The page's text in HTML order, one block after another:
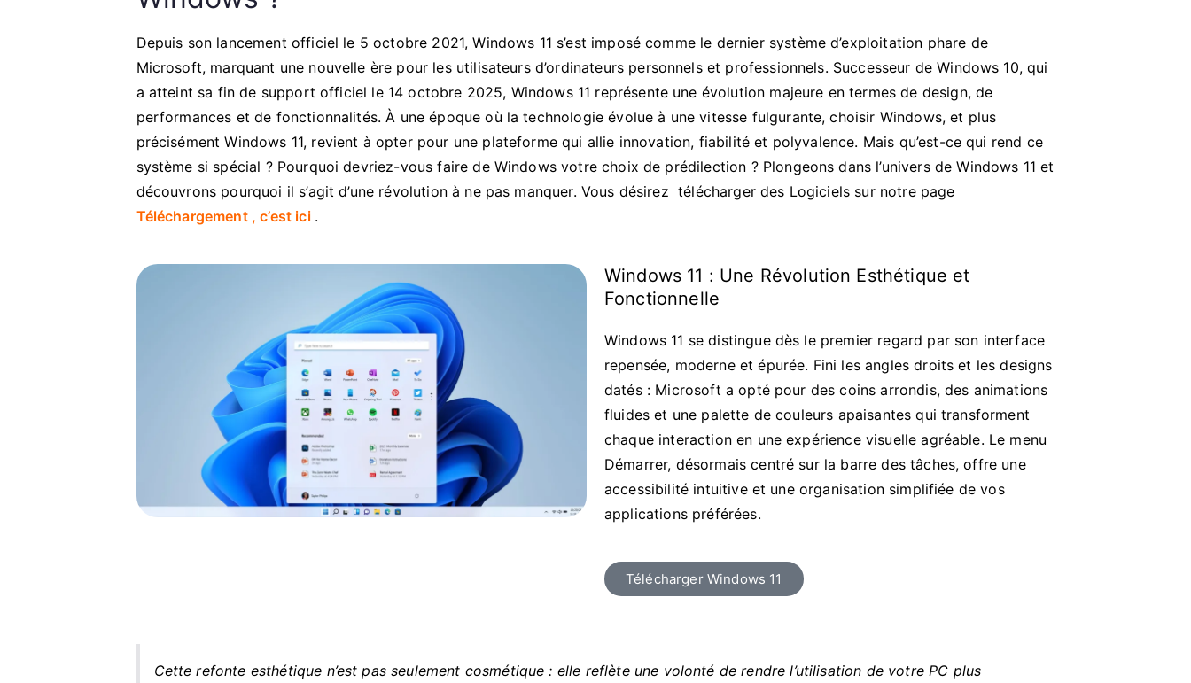
Depuis son lancement officiel le 5 octobre 2021, Windows 11 s’est imposé comme le dernier système d’exploitation phare de
Microsoft, marquant une nouvelle ère pour les utilisateurs d’ordinateurs personnels et professionnels. Successeur de Windows 10, qui
a atteint sa fin de support officiel le 14 octobre 2025, Windows 11 représente une évolution majeure en termes de design, de
performances et de fonctionnalités. À une époque où la technologie évolue à une vitesse fulgurante, choisir Windows, et plus
précisément Windows 11, revient à opter pour une plateforme qui allie innovation, fiabilité et polyvalence. Mais qu’est-ce qui rend ce
système si spécial ? Pourquoi devriez-vous faire de Windows votre choix de prédilection ? Plongeons dans l’univers de Windows 11 et
découvrons pourquoi il s’agit d’une révolution à ne pas manquer. Vous désirez télécharger des Logiciels sur notre page
Téléchargement , c’est ici .
Windows 11 : Une Révolution Esthétique et
Fonctionnelle
Windows 11 se distingue dès le premier regard par son interface
repensée, moderne et épurée. Fini les angles droits et les designs
datés : Microsoft a opté pour des coins arrondis, des animations
fluides et une palette de couleurs apaisantes qui transforment
chaque interaction en une expérience visuelle agréable. Le menu
Démarrer, désormais centré sur la barre des tâches, offre une
accessibilité intuitive et une organisation simplifiée de vos
applications préférées.
Télécharger Windows 11
Cette refonte esthétique n’est pas seulement cosmétique : elle reflète une volonté de rendre l’utilisation de votre PC plus